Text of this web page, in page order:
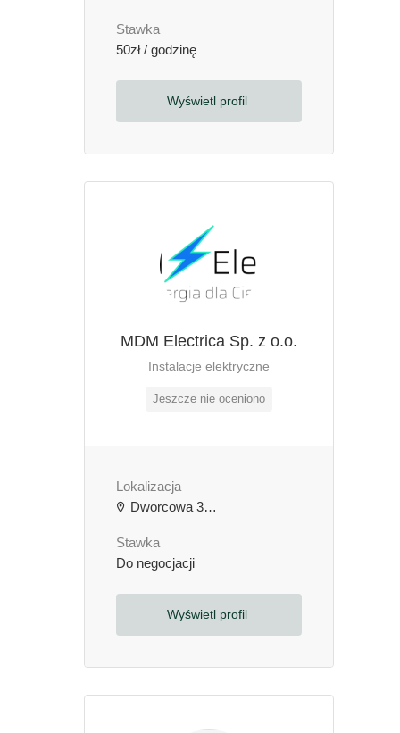
Stawka
50zł / godzinę
Wyświetl profil
MDM Electrica Sp. z o.o.
Instalacje elektryczne
Jeszcze nie oceniono
Lokalizacja
Dworcowa 3b, 64-000 Kościan, Polska
Stawka
Do negocjacji
Wyświetl profil